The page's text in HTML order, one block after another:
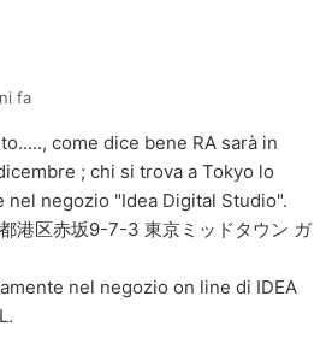
fa
come dice bene RA sarà in
; chi si trova a Tokyo lo
nel negozio "Idea Digital Studio".
港区赤坂9-7-3 東京ミッドタウン ガ
nel negozio on line di IDEA